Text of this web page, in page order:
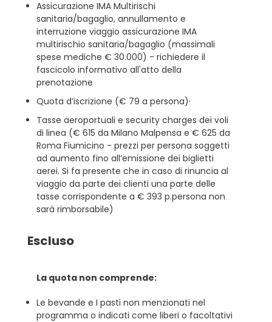
Assicurazione IMA Multirischi
sanitaria/bagaglio, annullamento e
interruzione viaggio assicurazione IMA
multirischio sanitaria/bagaglio (massimali
spese mediche € 30.000) - richiedere il
fascicolo informativo all'atto della
prenotazione
Quota d’iscrizione (€ 79 a persona)·
Tasse aeroportuali e security charges dei voli
di linea (€ 615 da Milano Malpensa e € 625 da
Roma Fiumicino - prezzi per persona soggetti
ad aumento fino all’emissione dei biglietti
aerei. Si fa presente che in caso di rinuncia al
viaggio da parte dei clienti una parte delle
tasse corrispondente a € 393 p.persona non
sarà rimborsabile)
Escluso
La quota non comprende:
Le bevande e I pasti non menzionati nel
programma o indicati come liberi o facoltativi